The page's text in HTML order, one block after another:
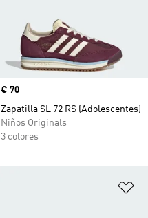
Precio
€ 70
Zapatilla SL 72 RS (Adolescentes)
Niños Originals
3 colores